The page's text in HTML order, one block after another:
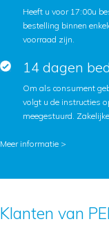
Heeft u voor 17:00u
bestelling binnen
voorraad zijn.
14 dagen
Om als consument
volgt u de instructies
meegestuurd.
Meer informatie >
Klanten van